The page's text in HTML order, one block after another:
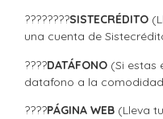
????????SISTECRÉDITO
una cuenta de
????DATÁFONO (Si estas
datafono a la
????PÁGINA WEB (Lleva